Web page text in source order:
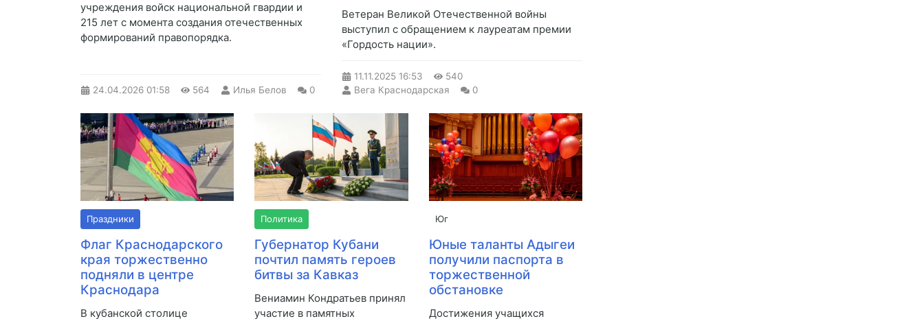
учреждения войск национальной гвардии и
215 лет с момента создания отечественных
формирований правопорядка.
24.04.2026 01:58 564 Илья Белов 0
Ветеран Великой Отечественной войны
выступил с обращением к лауреатам премии
«Гордость нации».
11.11.2025 16:53
540
Вега Краснодарская
0
Праздники
Флаг Краснодарского
края торжественно
подняли в центре
Краснодара
В кубанской столице
Политика
Губернатор Кубани
почтил память героев
битвы за Кавказ
Вениамин Кондратьев принял
участие в памятных
Юг
Юные таланты Адыгеи
получили паспорта в
торжественной
обстановке
Достижения учащихся